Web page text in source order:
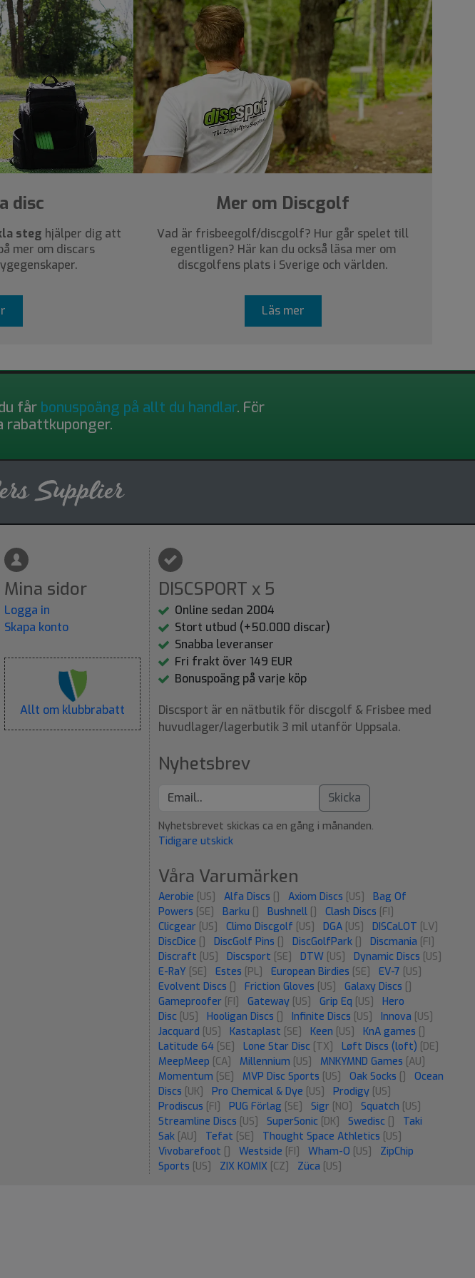
disc
steg hjälper dig att
mer om discars
Mer om Discgolf
Vad är frisbeegolf/discgolf? Hur går spelet till
egentligen? Här kan du också läsa mer om
discgolfens plats i Sverige och världen.
Läs mer
får bonuspoäng på allt du handlar. För
rabattkuponger.
Mina sidor
Logga in
Skapa konto
Allt om klubbrabatt
DISCSPORT x 5
Online sedan 2004
Stort utbud (+50.000 discar)
Snabba leveranser
Fri frakt över 149 EUR
Bonuspoäng på varje köp
Discsport är en nätbutik för discgolf & Frisbee med
huvudlager/lagerbutik 3 mil utanför Uppsala.
Nyhetsbrev
Skicka
Nyhetsbrevet skickas ca en gång i månanden.
Tidigare utskick
Våra Varumärken
Aerobie [US] Alfa Discs [] Axiom Discs [US]
Bag Of
Powers [SE] Barku [] Bushnell [] Clash Discs [FI]
Clicgear [US] Climo Discgolf [US] DGA [US] DISCaLOT [LV]
DiscDice [] DiscGolf Pins [] DiscGolfPark [] Discmania [FI]
Discraft [US] Discsport [SE] DTW [US] Dynamic Discs [US]
E-RaY [SE] Estes [PL] European Birdies [SE] EV-7 [US]
Evolvent Discs [] Friction Gloves [US] Galaxy Discs []
Gameproofer [FI] Gateway [US] Grip Eq [US]
Hero
Disc [US] Hooligan Discs [] Infinite Discs [US] Innova [US]
Jacquard [US] Kastaplast [SE] Keen [US] KnA games []
Latitude 64 [SE] Lone Star Disc [TX] Løft Discs (loft) [DE]
MeepMeep [CA] Millennium [US] MNKYMND Games [AU]
Momentum [SE] MVP Disc Sports [US] Oak Socks []
Ocean
Discs [UK] Pro Chemical & Dye [US] Prodigy [US]
Prodiscus [FI] PUG Förlag [SE] Sigr [NO] Squatch [US]
Streamline Discs [US] SuperSonic [DK] Swedisc []
Taki
Sak [AU] Tefat [SE] Thought Space Athletics [US]
Vivobarefoot [] Westside [FI] Wham-O [US]
ZipChip
Sports [US] ZIX KOMIX [CZ] Züca [US]